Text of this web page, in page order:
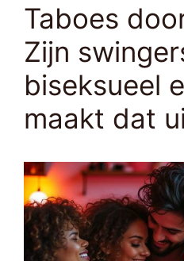
Taboes
Zijn
biseksueel
maakt dat